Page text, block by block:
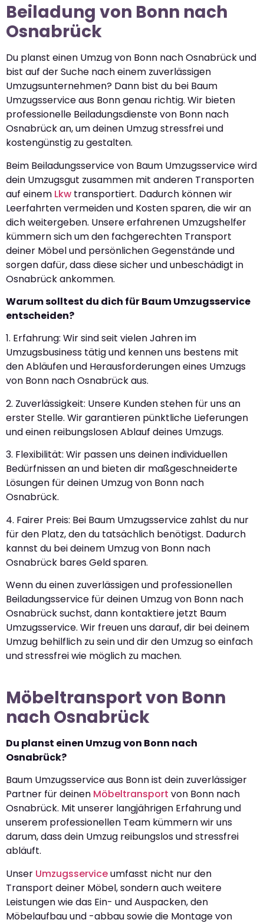
Beiladung von Bonn nach
Osnabrück
Du planst einen Umzug von Bonn nach Osnabrück und
bist auf der Suche nach einem zuverlässigen
Umzugsunternehmen? Dann bist du bei Baum
Umzugsservice aus Bonn genau richtig. Wir bieten
professionelle Beiladungsdienste von Bonn nach
Osnabrück an, um deinen Umzug stressfrei und
kostengünstig zu gestalten.
Beim Beiladungsservice von Baum Umzugsservice wird
dein Umzugsgut zusammen mit anderen Transporten
auf einem Lkw transportiert. Dadurch können wir
Leerfahrten vermeiden und Kosten sparen, die wir an
dich weitergeben. Unsere erfahrenen Umzugshelfer
kümmern sich um den fachgerechten Transport
deiner Möbel und persönlichen Gegenstände und
sorgen dafür, dass diese sicher und unbeschädigt in
Osnabrück ankommen.
Warum solltest du dich für Baum Umzugsservice
entscheiden?
1. Erfahrung: Wir sind seit vielen Jahren im
Umzugsbusiness tätig und kennen uns bestens mit
den Abläufen und Herausforderungen eines Umzugs
von Bonn nach Osnabrück aus.
2. Zuverlässigkeit: Unsere Kunden stehen für uns an
erster Stelle. Wir garantieren pünktliche Lieferungen
und einen reibungslosen Ablauf deines Umzugs.
3. Flexibilität: Wir passen uns deinen individuellen
Bedürfnissen an und bieten dir maßgeschneiderte
Lösungen für deinen Umzug von Bonn nach
Osnabrück.
4. Fairer Preis: Bei Baum Umzugsservice zahlst du nur
für den Platz, den du tatsächlich benötigst. Dadurch
kannst du bei deinem Umzug von Bonn nach
Osnabrück bares Geld sparen.
Wenn du einen zuverlässigen und professionellen
Beiladungsservice für deinen Umzug von Bonn nach
Osnabrück suchst, dann kontaktiere jetzt Baum
Umzugsservice. Wir freuen uns darauf, dir bei deinem
Umzug behilflich zu sein und dir den Umzug so einfach
und stressfrei wie möglich zu machen.
Möbeltransport von Bonn
nach Osnabrück
Du planst einen Umzug von Bonn nach
Osnabrück?
Baum Umzugsservice aus Bonn ist dein zuverlässiger
Partner für deinen Möbeltransport von Bonn nach
Osnabrück. Mit unserer langjährigen Erfahrung und
unserem professionellen Team kümmern wir uns
darum, dass dein Umzug reibungslos und stressfrei
abläuft.
Unser Umzugsserviceumfasst nicht nur den
Transport deiner Möbel, sondern auch weitere
Leistungen wie das Ein- und Auspacken, den
Möbelaufbau und -abbau sowie die Montage von